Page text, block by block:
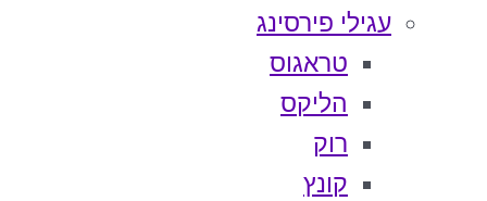
עגילי פירסינג
טראגוס
הליקס
רוק
קונץ